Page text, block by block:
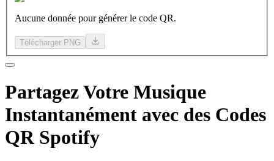
Aucune donnée pour générer le code QR.
Télécharger PNG
PartagezVotre Musique
Instantanément avec des Codes
QR Spotify